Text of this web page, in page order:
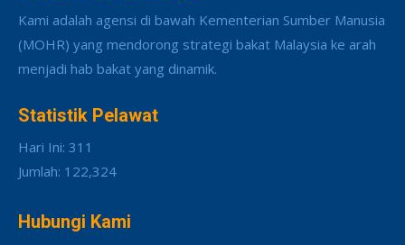
Kami adalah agensi di bawah Kementerian Sumber Manusia
(MOHR) yang mendorong strategi bakat Malaysia ke arah
menjadi hab bakat yang dinamik.
Statistik Pelawat
Hari Ini: 311
Jumlah: 122,324
Hubungi Kami